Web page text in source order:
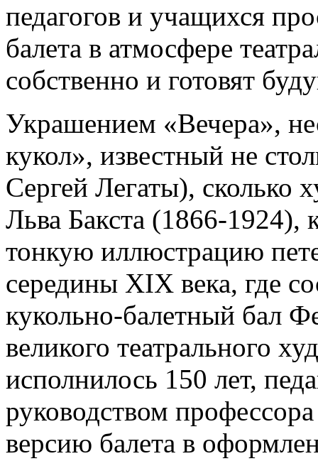
педагогов и учащихся
балета в атмосфере
собственно и готовят
Украшением «Вечера»,
кукол», известный не
Сергей Легаты), сколько
Льва Бакста (1866-1924),
тонкую иллюстрацию
середины XIX века, где
кукольно-балетный бал
великого театрального
исполнилось 150 лет,
руководством
версию балета в